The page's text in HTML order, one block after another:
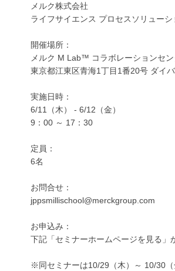
メルク株式会社
ライフサイエンス プロセスソリュー
開催場所：
メルク M Lab™ コラボレーションセン
東京都江東区青海1丁目1番20号 ダイ
実施日時：
6/11（木） - 6/12（金）
9：00 ～ 17：30
定員：
6名
お問合せ：
jppsmillischool@merckgroup.com
お申込み：
下記「セミナーホームページを見る」
※同セミナーは10/29（木）～ 10/30